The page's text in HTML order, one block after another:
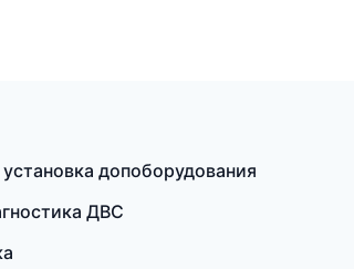
допоборудования
ДВС